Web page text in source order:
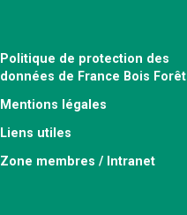
Politique de protection des
données de France Bois Forêt
Mentions légales
Liens utiles
Zone membres / Intranet